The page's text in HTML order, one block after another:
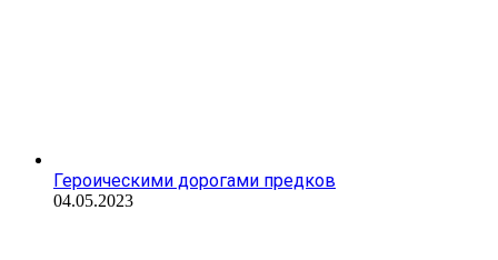
Героическими дорогами предков
04.05.2023